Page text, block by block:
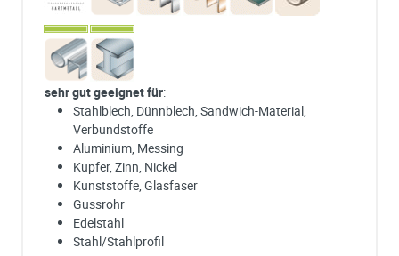
sehr gut geeignet für:
Stahlblech, Dünnblech, Sandwich-Material,
Verbundstoffe
Aluminium, Messing
Kupfer, Zinn, Nickel
Kunststoffe, Glasfaser
Gussrohr
Edelstahl
Stahl/Stahlprofil